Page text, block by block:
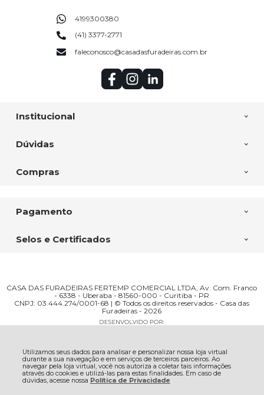
Utilizamos seus dados para analisar e personalizar nossa loja virtual
durante a sua navegação e em serviços de terceiros parceiros. Ao
navegar pela loja virtual, você nos autoriza a coletar tais informações
através do cookies e utilizá-las para estas finalidades. Em caso de
dúvidas, acesse nossa Política de Privacidade
Institucional
Dúvidas
Compras
4199300380
(41) 3377-2771
faleconosco@casadasfuradeiras.com.br
Pagamento
Selos e Certificados
CASA DAS FURADEIRAS FERTEMP COMERCIAL LTDA, Av. Com. Franco
- 6338 - Uberaba - 81560-000 - Curitiba - PR
CNPJ: 03.444.274/0001-68 | © Todos os direitos reservados - Casa das
Furadeiras - 2026